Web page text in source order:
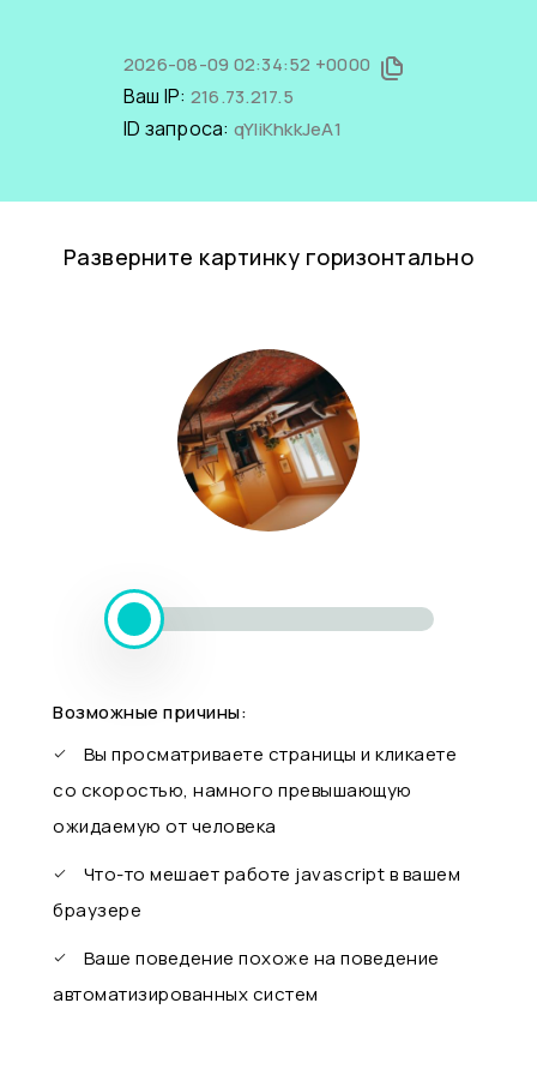
2026-08-09 02:34:52 +0000
Ваш IP: 216.73.217.5
ID запроса: qYIiKhkkJeA1
Разверните картинку горизонтально
Возможные причины:
Вы просматриваете страницы и кликаете
со скоростью, намного превышающую
ожидаемую от человека
Что-то мешает работе javascript в вашем
браузере
Ваше поведение похоже на поведение
автоматизированных систем